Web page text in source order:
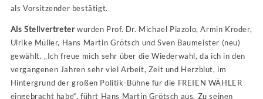
als Vorsitzender bestätigt.
Als Stellvertreterwurden Prof. Dr. Michael Piazolo, Armin Kroder,
Ulrike Müller, Hans Martin Grötsch und Sven Baumeister (neu)
gewählt. „Ich freue mich sehr über die Wiederwahl, da ich in den
vergangenen Jahren sehr viel Arbeit, Zeit und Herzblut, im
Hintergrund der großen Politik-Bühne für die FREIEN WÄHLER
eingebracht habe“, führt Hans Martin Grötsch aus. Zu seinen